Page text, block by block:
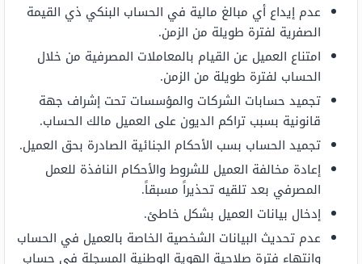
عدم إيداع أي مبالغ مالية في الحساب البنكي ذي القيمة
الصفرية لفترة طويلة من الزمن.
امتناع العميل عن القيام بالمعاملات المصرفية من خلال
الحساب لفترة طويلة من الزمن.
تجميد حسابات الشركات والمؤسسات تحت إشراف جهة
قانونية بسبب تراكم الديون على العميل مالك الحساب.
تجميد الحساب بسب الأحكام الجنائية الصادرة بحق العميل.
إعادة مخالفة العميل للشروط والأحكام النافذة للعمل
المصرفي بعد تلقيه تحذيراً مسبقاً.
إدخال بيانات العميل بشكل خاطئ.
عدم تحديث البيانات الشخصية الخاصة بالعميل في الحساب
وانتهاء فترة صلاحية الهوية الوطنية المسجلة في حساب